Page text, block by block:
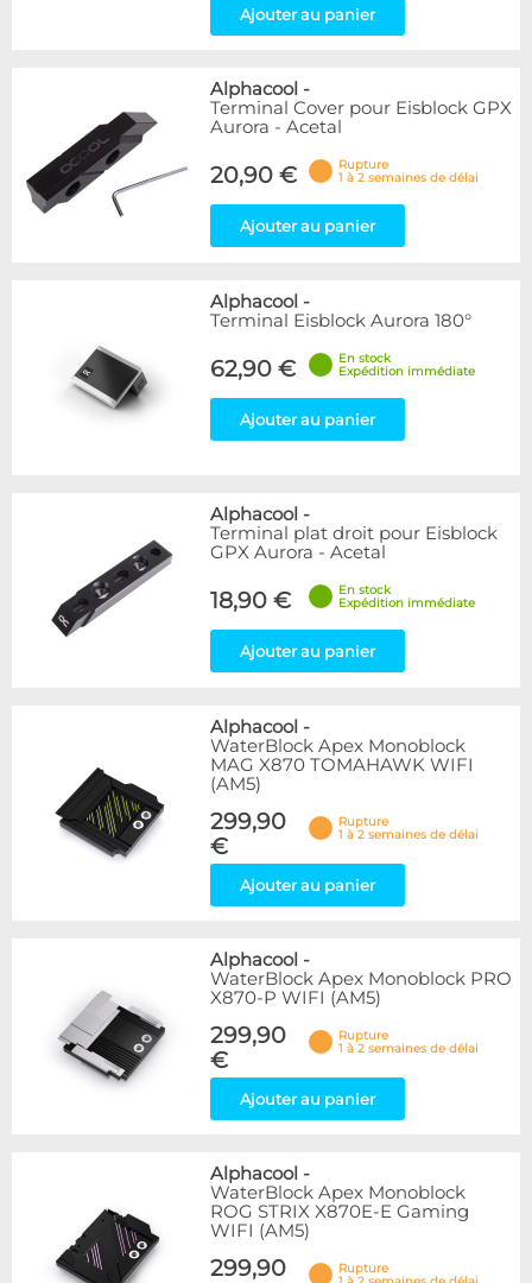
Ajouter au panier
Alphacool -
Terminal Cover pour Eisblock GPX
Aurora - Acetal
20,90 €
Rupture
1 à 2 semaines de délai
Ajouter au panier
Alphacool -
Terminal Eisblock Aurora 180°
62,90 €
En stock
Expédition immédiate
Ajouter au panier
Alphacool -
Terminal plat droit pour Eisblock
GPX Aurora - Acetal
18,90 €
En stock
Expédition immédiate
Ajouter au panier
Alphacool -
WaterBlock Apex Monoblock
MAG X870 TOMAHAWK WIFI
(AM5)
299,90
€
Rupture
1 à 2 semaines de délai
Ajouter au panier
Alphacool -
WaterBlock Apex Monoblock PRO
X870-P WIFI (AM5)
299,90
€
Rupture
1 à 2 semaines de délai
Ajouter au panier
Alphacool -
WaterBlock Apex Monoblock
ROG STRIX X870E-E Gaming
WIFI (AM5)
299,90
Rupture